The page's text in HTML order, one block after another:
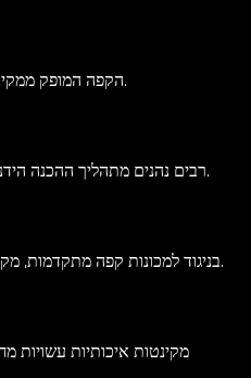
הקפה המופק ממקינטה נחשב לבעל טעם חזק ומרוכז.
רבים נהנים מתהליך ההכנה הידני ומהשליטה על התוצאה הסופית.
בניגוד למכונות קפה מתקדמות, מקינטה אינה דורשת השקעה גבוהה.
מקינטות איכותיות עשויות